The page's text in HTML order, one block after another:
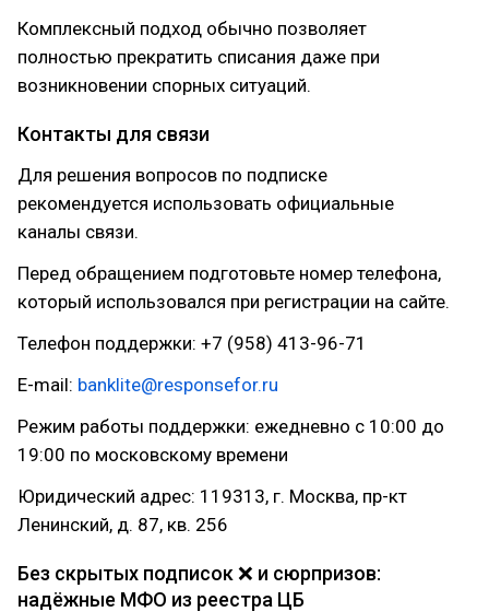
Комплексный подход обычно позволяет
полностью прекратить списания даже при
возникновении спорных ситуаций.
Контакты для связи
Для решения вопросов по подписке
рекомендуется использовать официальные
каналы связи.
Перед обращением подготовьте номер телефона,
который использовался при регистрации на сайте.
Телефон поддержки: +7 (958) 413-96-71
E-mail: banklite@responsefor.ru
Режим работы поддержки: ежедневно с 10:00 до
19:00 по московскому времени
Юридический адрес: 119313, г. Москва, пр-кт
Ленинский, д. 87, кв. 256
Без скрытых подписок ❌ и сюрпризов:
надёжные МФО из реестра ЦБ